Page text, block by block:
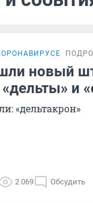
новый
и
«дельтакрон»
2 069 Обсудить